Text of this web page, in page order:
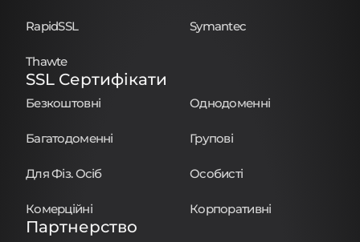
RapidSSL Symantec
Thawte
SSL Сертифікати
Безкоштовні Однодоменні
Багатодоменні Групові
Для Фіз. Осіб Особисті
Комерційні Корпоративні
Партнерство